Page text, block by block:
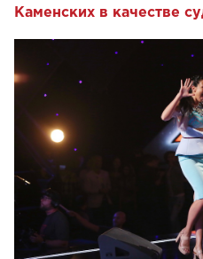
Каменских в качестве